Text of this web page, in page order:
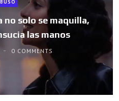
no solo se maquilla,
las manos
0 COMMENTS